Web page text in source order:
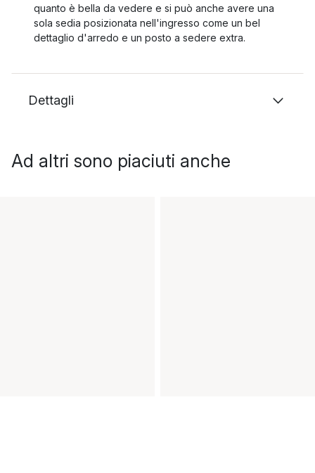
quanto è bella da vedere e si può anche avere una
sola sedia posizionata nell'ingresso come un bel
dettaglio d'arredo e un posto a sedere extra.
Dettagli
Ad altri sono piaciuti anche